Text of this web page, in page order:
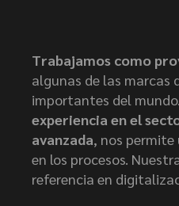
Trabajamos como
algunas de las marcas
importantes del
experiencia en el
avanzada, nos
en los procesos.
referencia en